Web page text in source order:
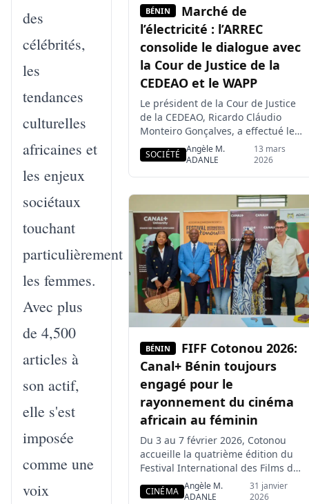
des
célébrités,
les
tendances
culturelles
africaines et
les enjeux
sociétaux
touchant
particulièrement
les femmes.
Avec plus
de 4,500
articles à
son actif,
elle s'est
imposée
comme une
voix
BÉNIN
Marché de
l’électricité : l’ARREC
consolide le dialogue avec
la Cour de Justice de la
CEDEAO et le WAPP
Le président de la Cour de Justice
de la CEDEAO, Ricardo Cláudio
Monteiro Gonçalves, a effectué le
lundi 9 mars 2026 une visite de
travail au siège du West African
Régulation Régionale du secteur
de l’Électricité de la CEDEAO
(ARREC), cette rencontre visait à
renforcer la […]
SOCIÉTÉ Angèle M.
ADANLE
13 mars
2026
BÉNIN
FIFF Cotonou 2026:
Canal+ Bénin toujours
engagé pour le
rayonnement du cinéma
africain au féminin
Du 3 au 7 février 2026, Cotonou
accueille la quatrième édition du
Festival International des Films de
Femmes (FIFF COTONOU), un
rendez-vous biennal dédié à la
CINÉMA Angèle M.
ADANLE
31 janvier
2026